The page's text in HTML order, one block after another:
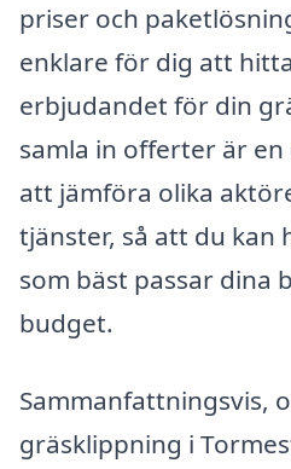
priser och
enklare för dig att
erbjudandet för din
samla in offerter är
att jämföra olika
tjänster, så att du kan
som bäst passar dina
budget.
Sammanfattningsvis,
gräsklippning i